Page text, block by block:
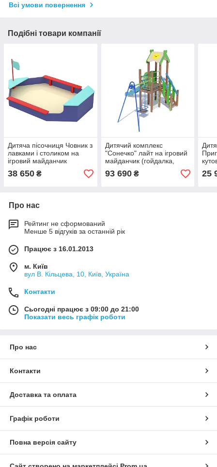
Всі умови повернення
Подібні товари компанії
Дитяча пісочниця Човник з
лавками і столиком на
ігровий майданчик
38 650 ₴
Дитячий комплекс
"Сонечко" лайт на ігровий
майданчик (гойдалка,
гірка)
93 690₴ 25
Про нас
Рейтинг не сформований
Менше 5 відгуків за останній рік
Працює з 16.01.2013
м. Київ
вул В. Кільцева, 10, Київ, Україна
Контакти
Сьогодні працює з 09:00 до 21:00
Показати весь графік роботи
Про нас
Контакти
Доставка та оплата
Графік роботи
Повна версія сайту